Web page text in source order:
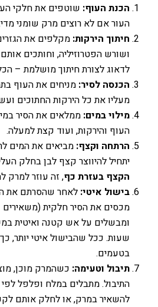
הכנת העוף: שוטפים את חלקי
העור אם לא רוצים מרק שומני
חיתוך הירקות: מקלפים את
ושורש הפטרוזיליה, וחותכים
לדאוג לצורת חיתוך מושלמת –
הכנסה לסיר: מניחים את העוף
מעליו את כל הירקות החתוכים
מילוי במים: ממלאים את הסיר
העוף והירקות, ועוד קצת למעלה.
הרתחה וקצף: מביאים את המים
יתחיל להיווצר קצף לבן בחלק
הקצף בעזרת כף, זה עוזר למרק
בישול איטי: לאחר שהסרתם את
מכסים את הסיר חלקית (משאירים
ומבשלים על אש קטנה ואיטית
שעות. ככל שהבישול איטי יותר,
בטעמים.
תיבול וטעימה: כשהמרק מוכן,
התיבול. מתבלים במלח ופלפל
להשאיר במרק, או לחלק אותם